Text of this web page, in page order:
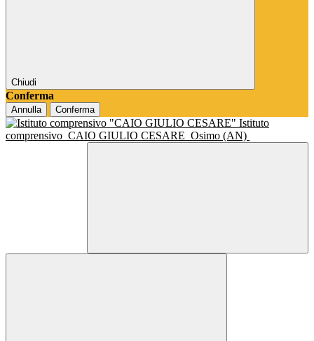
Chiudi
Conferma
Annulla Conferma
Istituto
comprensivo CAIO GIULIO CESARE Osimo (AN)